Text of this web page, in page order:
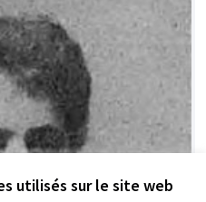
utilisés sur le site web